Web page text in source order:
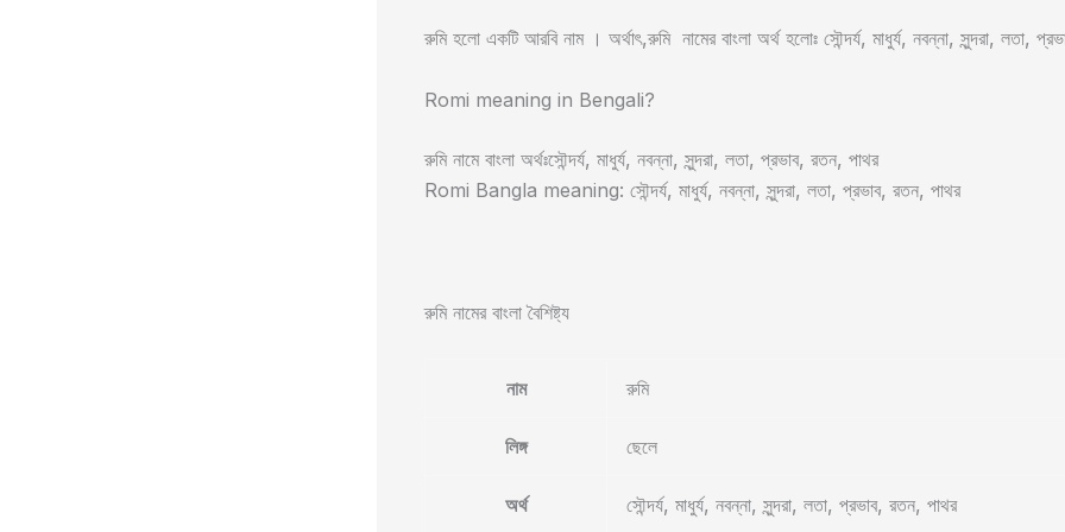
রুমি হলো একটি আরবি নাম । অর্থাৎ,রুমি নামের বাংলা অর্থ হলোঃ সৌন্দর্য, মাধুর্য, নবন্না, সুন্দরা, লতা,
Romi meaning in Bengali?
রুমি নামে বাংলা অর্থঃসৌন্দর্য, মাধুর্য, নবন্না, সুন্দরা, লতা, প্রভাব, রতন, পাথর
Romi Bangla meaning: সৌন্দর্য, মাধুর্য, নবন্না, সুন্দরা, লতা, প্রভাব, রতন, পাথর
রুমি নামের বাংলা বৈশিষ্ট্য
নাম রুমি
লিঙ্গ ছেলে
অর্থ সৌন্দর্য, মাধুর্য, নবন্না, সুন্দরা, লতা, প্রভাব, রতন, পাথর